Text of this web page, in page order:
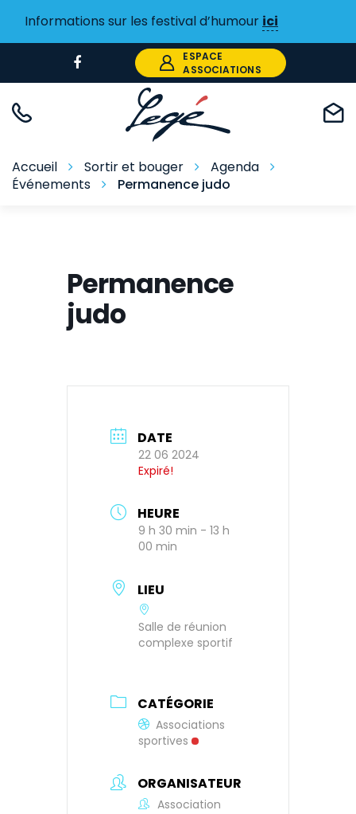
Informations sur les festival d’humour ici
vers
Facebook
ESPACE
ASSOCIATIONS
Accueil Sortir et bouger
Agenda
Événements
Permanence judo
Permanence
judo
DATE
22 06 2024
Expiré!
HEURE
9 h 30 min - 13 h
00 min
LIEU
Salle de réunion
complexe sportif
CATÉGORIE
Associations
sportives
ORGANISATEUR
Association